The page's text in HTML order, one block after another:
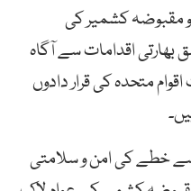
مقبوضہ کشمیر کی
اقدامات سے آگاہ
متحدہ کی قرار دادوں
سے خطے کی امن و سلامتی